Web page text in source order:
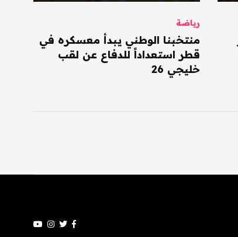
رياضة
منتخبنا الوطني يبدأ معسكره في
قطر استعداداً للدفاع عن لقب
خليجي 26